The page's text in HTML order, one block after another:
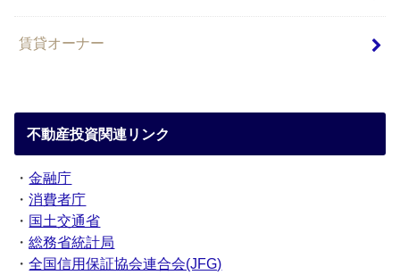
賃貸オーナー
不動産投資関連リンク
・金融庁
・消費者庁
・ 国土交通省
・総務省統計局
・全国信用保証協会連合会(JFG)